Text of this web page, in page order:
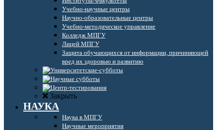
Учебно-научные центры
Научно-образовательные центры
Учебно-методическое управление
Колледж МПГУ
Лицей МПГУ
Защита обучающихся от информации, причиняющей
вред их здоровью и развитию
Закрыть
НАУКА
Наука в МПГУ
Научные мероприятия